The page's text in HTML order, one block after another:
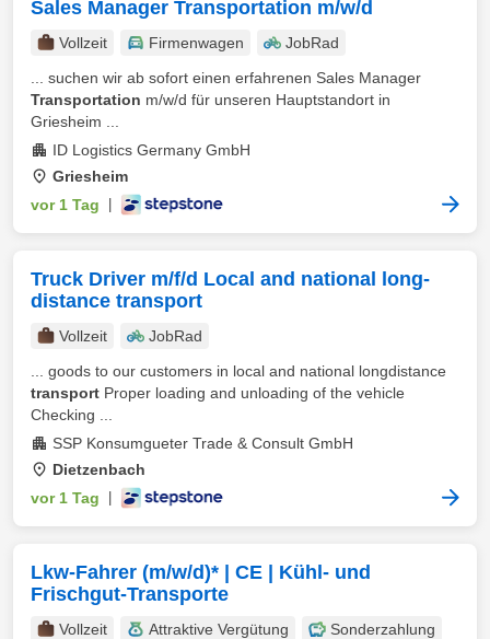
Sales Manager Transportation m/w/d
Vollzeit Firmenwagen
JobRad
... suchen wir ab sofort einen erfahrenen Sales Manager
Transportation m/w/d für unseren Hauptstandort in
Griesheim ...
ID Logistics Germany GmbH
Griesheim
vor 1 Tag
Truck Driver m/f/d Local and national long-
distance transport
Vollzeit
JobRad
... goods to our customers in local and national longdistance
transport Proper loading and unloading of the vehicle
Checking ...
SSP Konsumgueter Trade & Consult GmbH
Dietzenbach
vor 1 Tag
Lkw-Fahrer (m/w/d)* | CE | Kühl- und
Frischgut-Transporte
Vollzeit Attraktive Vergütung
Sonderzahlung